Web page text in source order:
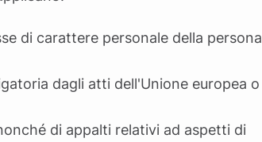
di carattere personale della persona
dagli atti dell'Unione europea o
di appalti relativi ad aspetti di